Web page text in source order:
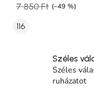
7 850 Ft (–49 %)
116
Széles
Széles
ruházatot